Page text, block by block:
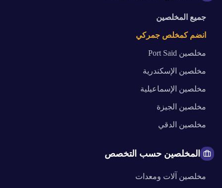
جميع المخلصين
انضم كمخلص جمركي
مخلصين Port Said
مخلصين الإسكندرية
مخلصين الإسماعيلية
مخلصين الجيزة
مخلصين الدقي
المخلصين حسب التخصص
مخلصين آلات ومعدات